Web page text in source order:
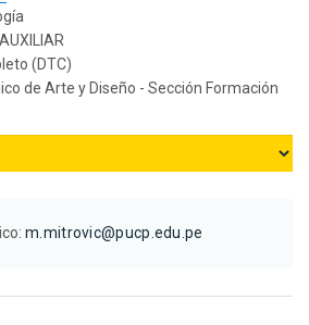
(DTC)
de Arte y Diseño - Sección Formación
m.mitrovic@pucp.edu.pe